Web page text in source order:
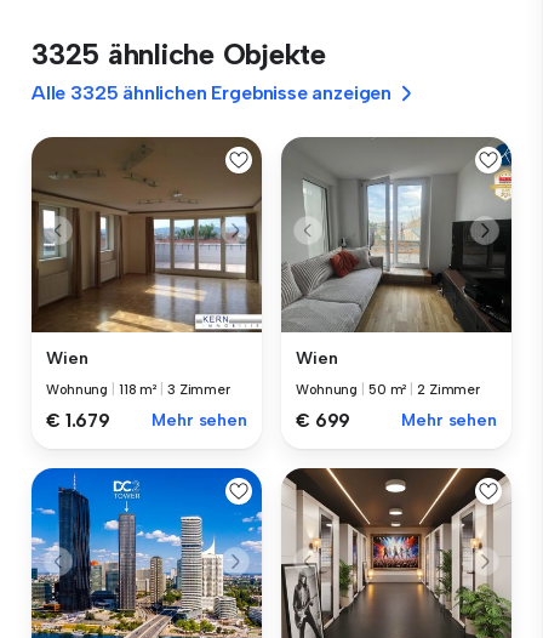
3325 ähnliche Objekte
Alle 3325 ähnlichen Ergebnisse anzeigen
Wien
Wohnung 118 m² 3 Zimmer
€ 1.679 Mehr sehen
Wien
Wohnung 50 m² |2 Zimmer
€ 699 Mehr sehen